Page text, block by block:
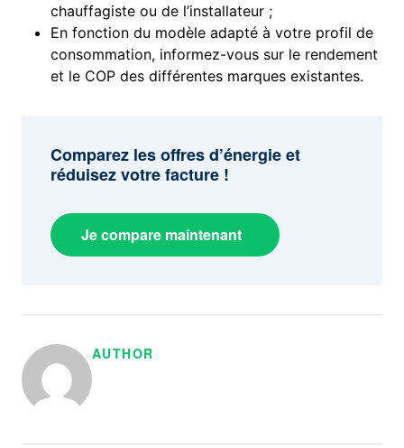
chauffagiste ou de l’installateur ;
En fonction du modèle adapté à votre profil de
consommation, informez-vous sur le rendement
et le COP des différentes marques existantes.
Comparez les offres d’énergie et
réduisez votre facture !
Je compare maintenant
AUTHOR